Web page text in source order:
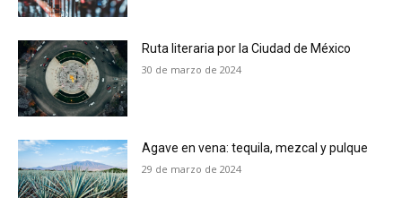
Ruta literaria por la Ciudad de México
30 de marzo de 2024
Agave en vena: tequila, mezcal y pulque
29 de marzo de 2024